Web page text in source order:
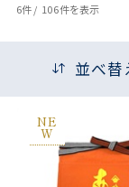
6件 / 106件を表示
並べ替
NE
W